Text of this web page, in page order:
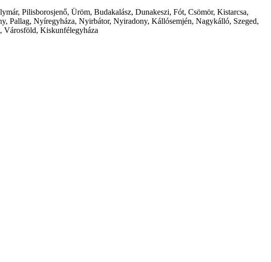
Pilisborosjenő, Üröm, Budakalász, Dunakeszi, Fót, Csömör, Kistarcsa,
Pallag, Nyíregyháza, Nyirbátor, Nyiradony, Kállósemjén, Nagykálló, Szeged,
Városföld, Kiskunfélegyháza